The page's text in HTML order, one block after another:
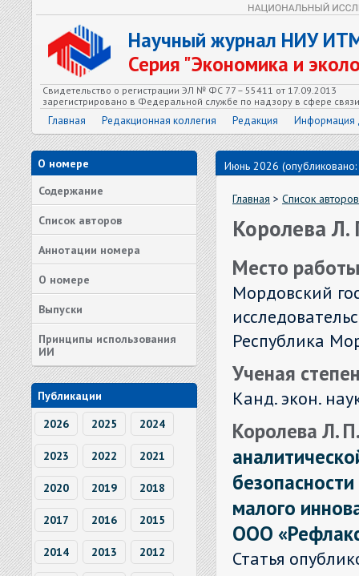
Научный журнал НИУ
Серия "Экономика и
Свидетельство о регистрации ЭЛ № ФС 77 – 55411 от 17.09.2013
зарегистрировано в Федеральной службе по надзору в сфере
Главная Редакционная коллегия Редакция Информация
О номере
Содержание
Список авторов
Аннотации номера
О номере
Выпуски
Принципы использования
ИИ
Публикации
2026
2025 2024
2023 2022 2021
2020 2019 2018
2017 2016 2015
2014 2013 2012
Июнь 2026
Главная > Список авторов
Королева Л.
Место
Мордовский
Республика
Ученая
Канд. экон.
Королева Л.
малого
ООО
Статья